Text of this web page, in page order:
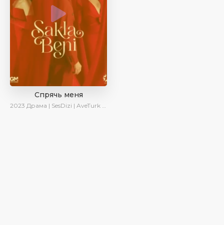
Спрячь меня
2023 Драма | SesDizi | AveTurk | AlisaDirilis | Сериалы 2023